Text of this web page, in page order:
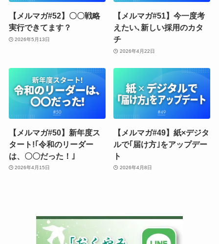
【メルマガ#52】〇〇戦略
実行できてます？
2026年5月13日
【メルマガ#51】今一度考
えたい､新しい採用のカタ
チ
2026年4月22日
【メルマガ#50】新年度ス
タート!｢令和のリーダー
は、〇〇だった！｣
2026年4月15日
【メルマガ#49】紙×デジタ
ルで｢届け方｣をアップデー
ト
2026年4月8日